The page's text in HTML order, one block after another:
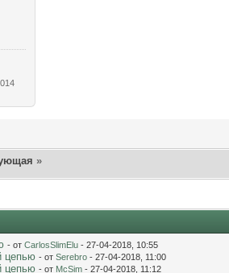
»
- отCarlosSlimElu - 27-04-2018, 10:55
цепью - отSerebro - 27-04-2018, 11:00
цепью - от McSim - 27-04-2018, 11:12